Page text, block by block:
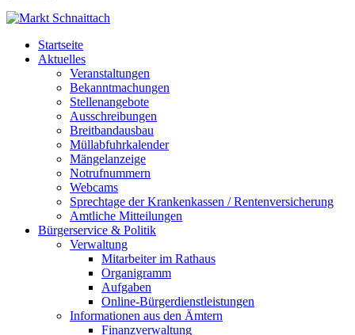
Startseite
Aktuelles
Veranstaltungen
Bekanntmachungen
Stellenangebote
Ausschreibungen
Breitbandausbau
Müllabfuhrkalender
Mängelanzeige
Notrufnummern
Webcams
Sprechtage der Krankenkassen / Rentenversicherung
Amtliche Mitteilungen
Bürgerservice & Politik
Verwaltung
Mitarbeiter im Rathaus
Organigramm
Aufgaben
Online-Bürgerdienstleistungen
Informationen aus den Ämtern
Finanzverwaltung